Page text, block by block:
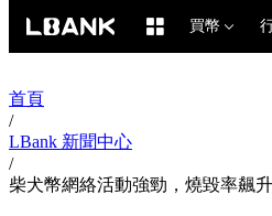
買幣
首頁
/
LBank 新聞中心
/
柴犬幣網絡活動強勁，燒毀率飆